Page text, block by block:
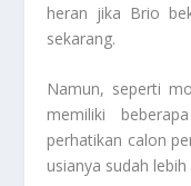
heran jika Brio
sekarang.
Namun, seperti
memiliki
perhatikan calon
usianya sudah